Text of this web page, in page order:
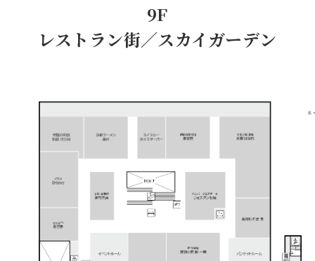
9F
レストラン街／スカイガーデン